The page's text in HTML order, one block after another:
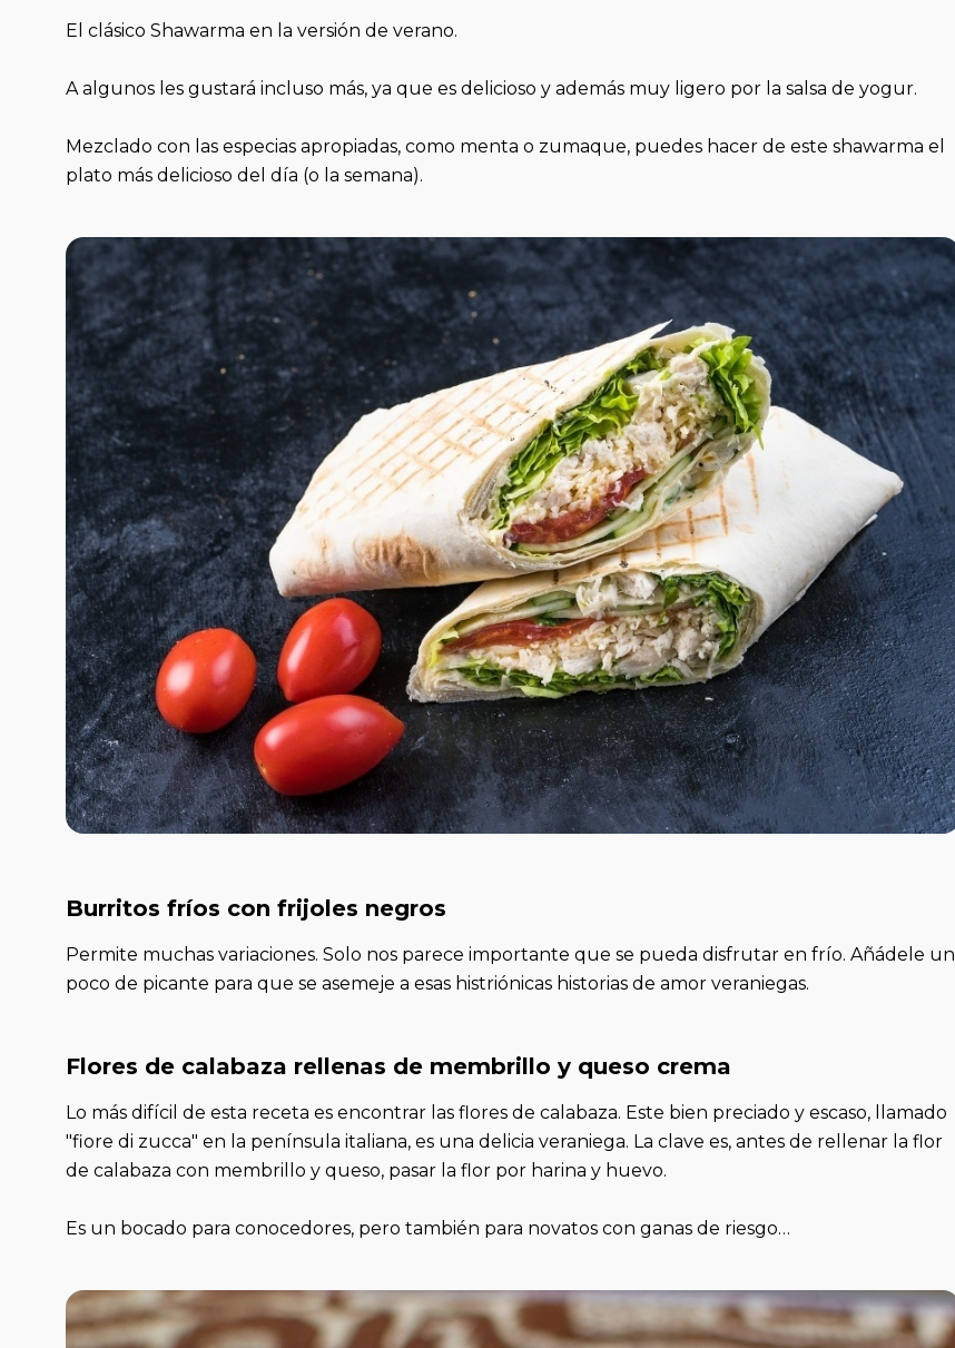
El clásico Shawarma en la versión de verano.
A algunos les gustará incluso más, ya que es delicioso y además muy ligero por la salsa de yogur.
Mezclado con las especias apropiadas, como menta o zumaque, puedes hacer de este shawarma el
plato más delicioso del día (o la semana).
Burritos fríos con frijoles negros
Permite muchas variaciones. Solo nos parece importante que se pueda disfrutar en frío. Añádele un
poco de picante para que se asemeje a esas histriónicas historias de amor veraniegas.
Flores de calabaza rellenas de membrillo y queso crema
Lo más difícil de esta receta es encontrar las flores de calabaza. Este bien preciado y escaso, llamado
"fiore di zucca" en la península italiana, es una delicia veraniega. La clave es, antes de rellenar la flor
de calabaza con membrillo y queso, pasar la flor por harina y huevo.
Es un bocado para conocedores, pero también para novatos con ganas de riesgo…